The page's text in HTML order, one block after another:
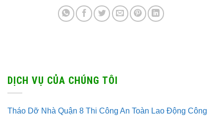
DỊCH VỤ CỦA CHÚNG TÔI
Tháo Dỡ Nhà Quận 8 Thi Công An Toàn Lao Động Công